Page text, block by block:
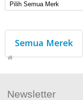
Semua Merek
Newsletter